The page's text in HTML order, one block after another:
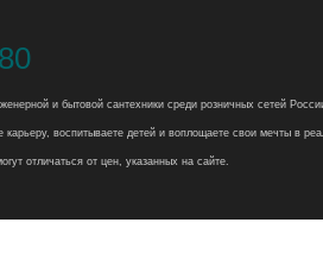
и бытовой сантехники среди розничных сетей
карьеру, воспитываете детей и воплощаете свои мечты в
отличаться от цен, указанных на сайте.